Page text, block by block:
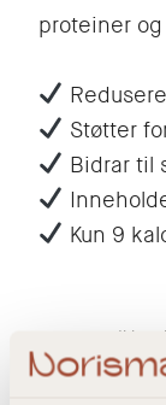
proteiner
Støtter
Bidrar til
Kun 9
Ikke
OBS!